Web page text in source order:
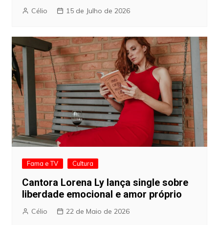
Célio 15 de Julho de 2026
Fama e TV Cultura
Cantora Lorena Ly lança single sobre
liberdade emocional e amor próprio
Célio 22 de Maio de 2026